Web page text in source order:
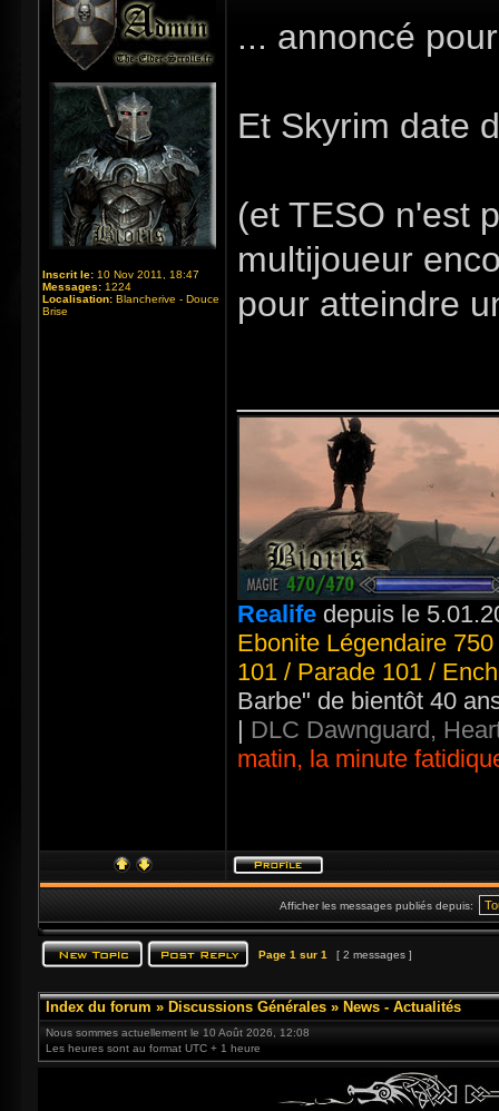
Inscrit le: 10 Nov 2011, 18:47
Messages: 1224
Localisation: Blancherive - Douce
Brise
... annoncé
Et Skyrim date
(et TESO n'est
multijoueur
pour atteindre
Realife depuis le
Ebonite Légendaire
101 / Parade 101 /
Barbe" de bientôt 40
| DLC Dawnguard,
matin, la minute
Afficher les messages publiés depuis:
Page 1 sur 1 [ 2 messages ]
Index du forum » Discussions Générales » News - Actualités
Nous sommes actuellement le 10 Août 2026, 12:08
Les heures sont au format UTC + 1 heure